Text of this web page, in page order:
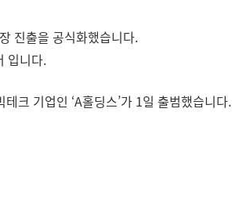
진출을 공식화했습니다.
입니다.
크 기업인 ‘A홀딩스’가 1일 출범했습니다.